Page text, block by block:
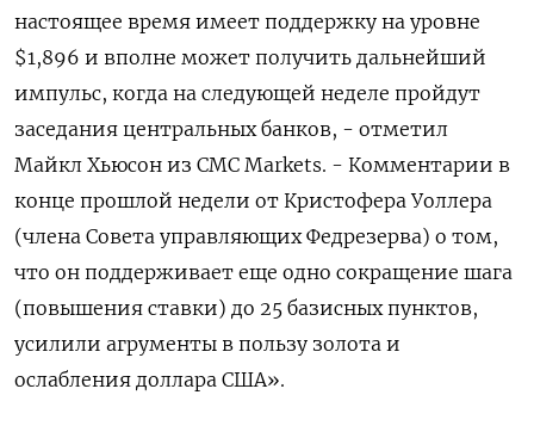
настоящее время имеет поддержку на уровне
$1,896 и вполне может получить дальнейший
импульс, когда на следующей неделе пройдут
заседания центральных банков, - отметил
Майкл Хьюсон из CMC Markets. - Комментарии в
конце прошлой недели от Кристофера Уоллера
(члена Совета управляющих Федрезерва) о том,
что он поддерживает еще одно сокращение шага
(повышения ставки) до 25 базисных пунктов,
усилили агрументы в пользу золота и
ослабления доллара США».